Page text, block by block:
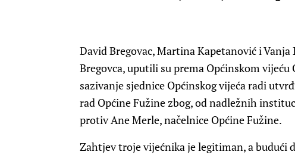
David Bregovac, Martina Kapetanović i
Bregovca, uputili su prema Općinskom
sazivanje sjednice Općinskog vijeća radi
rad Općine Fužine zbog, od nadležnih
protiv Ane Merle, načelnice Općine Fužine.
Zahtjev troje vijećnika je legitiman, a